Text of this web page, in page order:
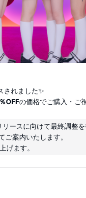
されました✨
OFFの価格でご購入・ご
スに向けて最終調整を
ご案内いたします。